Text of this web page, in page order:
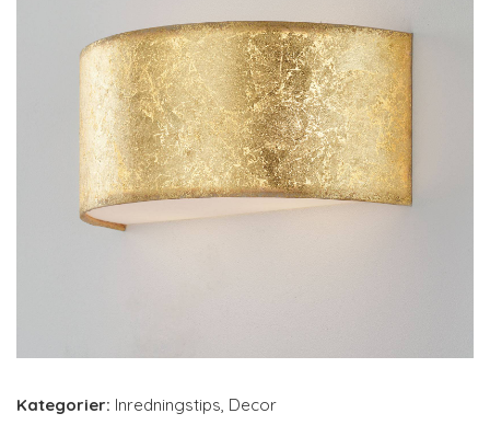
Kategorier: Inredningstips, Decor